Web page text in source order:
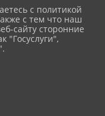
с политикой
с тем что наш
сайту сторонние
"Госуслуги",